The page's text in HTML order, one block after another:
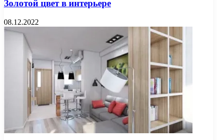
Золотой цвет в интерьере
08.12.2022